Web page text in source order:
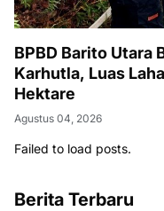
BPBD Barito Utara
Karhutla, Luas
Hektare
Agustus 04, 2026
Failed to load posts.
Berita Terbaru